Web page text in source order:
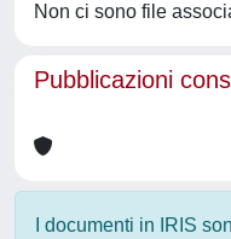
Non ci sono file
Pubblicazioni
I documenti in IRIS